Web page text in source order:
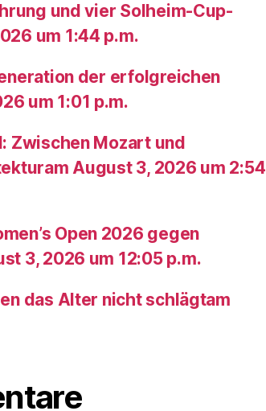
und vier Solheim-Cup-
um 1:44 p.m.
der erfolgreichen
um 1:01 p.m.
Zwischen Mozart und
August 3, 2026 um 2:54
Open 2026 gegen
3, 2026 um 12:05 p.m.
das Alter nicht schlägtam